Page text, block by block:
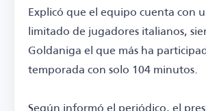
Explicó que el equipo cuenta con
limitado de jugadores italianos,
Goldaniga el que más ha
temporada con solo 104 minutos.